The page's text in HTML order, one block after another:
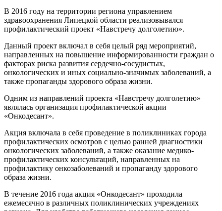
В 2016 году на территории региона управлением
здравоохранения Липецкой области реализовывался
профилактический проект «Навстречу долголетию».
Данный проект включал в себя целый ряд мероприятий,
направленных на повышение информированности граждан о
факторах риска развития сердечно-сосудистых,
онкологических и иных социально-значимых заболеваний, а
также пропаганды здорового образа жизни.
Одним из направлений проекта «Навстречу долголетию»
являлась организация профилактической акции
«Онкодесант».
Акция включала в себя проведение в поликлиниках города
профилактических осмотров с целью ранней диагностики
онкологических заболеваний, а также оказание медико-
профилактических консультаций, направленных на
профилактику онкозаболеваний и пропаганду здорового
образа жизни.
В течение 2016 года акция «Онкодесант» проходила
ежемесячно в различных поликлинических учреждениях